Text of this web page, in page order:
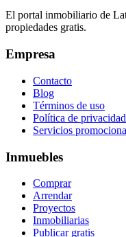
El portal inmobiliario de
propiedades gratis.
Empresa
Contacto
Blog
Términos de uso
Política de privacidad
Servicios
Inmuebles
Comprar
Arrendar
Proyectos
Inmobiliarias
Publicar gratis